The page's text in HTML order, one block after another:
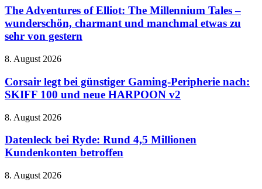
mit
Schrottkarren
of
The
Millennium
–
charmant
und
etwas
sehr
von
gestern
The Adventures of Elliot: The Millennium Tales –
wunderschön, charmant und manchmal etwas zu
sehr von gestern
Corsair
bei
günstiger
Gaming-
nach:
100
und
HARPOON
8. August 2026
Corsair legt bei günstiger Gaming-Peripherie nach:
SKIFF 100 und neue HARPOON v2
Datenleck
Ryde:
Rund
4,5
Kundenkonten
8. August 2026
Datenleck bei Ryde: Rund 4,5 Millionen
Kundenkonten betroffen
Jurassic
8. August 2026